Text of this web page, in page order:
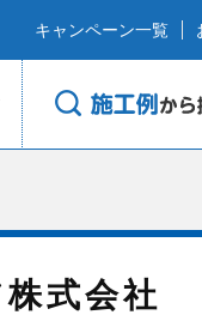
キャンペーン一覧
式会社